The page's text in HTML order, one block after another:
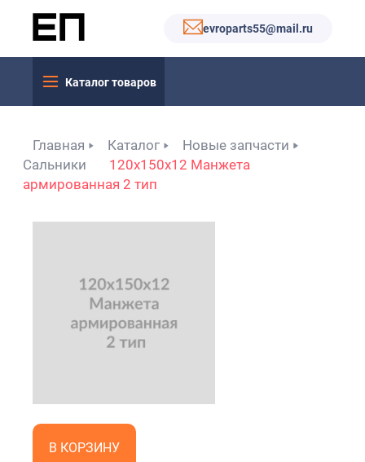
evroparts55@mail.ru
Каталог товаров
Главная Каталог
Новые запчасти
Сальники
120x150x12 Манжета
армированная 2 тип
В КОРЗИНУ